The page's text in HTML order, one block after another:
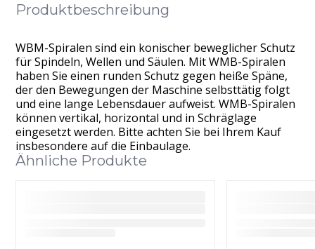
Produktbeschreibung
WBM-Spiralen sind ein konischer beweglicher Schutz
für Spindeln, Wellen und Säulen. Mit WMB-Spiralen
haben Sie einen runden Schutz gegen heiße Späne,
der den Bewegungen der Maschine selbsttätig folgt
und eine lange Lebensdauer aufweist. WMB-Spiralen
können vertikal, horizontal und in Schräglage
eingesetzt werden. Bitte achten Sie bei Ihrem Kauf
insbesondere auf die Einbaulage.
Ähnliche Produkte